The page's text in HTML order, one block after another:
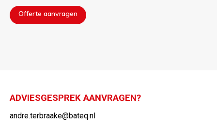
ADVIESGESPREK AANVRAGEN?
andre.terbraake@bateq.nl